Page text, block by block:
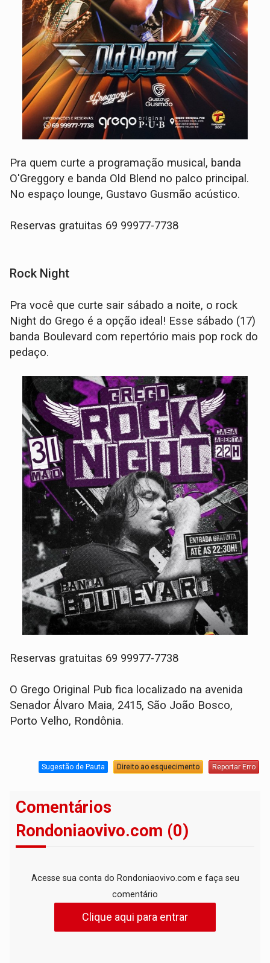
Pra quem curte a programação musical, banda
O'Greggory e banda Old Blend no palco principal.
No espaço lounge, Gustavo Gusmão acústico.
Reservas gratuitas 69 99977-7738
Rock Night
Pra você que curte sair sábado a noite, o rock
Night do Grego é a opção ideal! Esse sábado (17)
banda Boulevard com repertório mais pop rock do
pedaço.
Reservas gratuitas 69 99977-7738
O Grego Original Pub fica localizado na avenida
Senador Álvaro Maia, 2415, São João Bosco,
Porto Velho, Rondônia.
Sugestão de Pauta Direito ao esquecimento Reportar Erro
Comentários
Rondoniaovivo.com (0)
Acesse sua conta do Rondoniaovivo.com e faça seu
comentário
Clique aqui para entrar